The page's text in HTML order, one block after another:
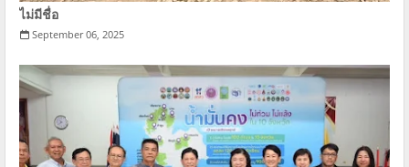
ไม่มีชื่อ
September 06, 2025